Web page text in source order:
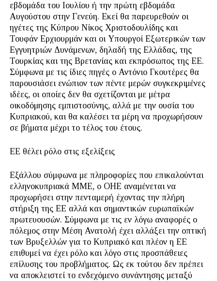
εβδομάδα του Ιουλίου ή την πρώτη εβδομάδα
Αυγούστου στην Γενεύη. Εκεί θα παρευρεθούν οι
ηγέτες της Κύπρου Νίκος Χριστοδουλίδης και
Τουφάν Ερχιουρμάν και οι Υπουργοί Εξωτερικών των
Εγγυητριών Δυνάμενων, δηλαδή της Ελλάδας, της
Τουρκίας και της Βρετανίας και εκπρόσωπος της ΕΕ.
Σύμφωνα με τις ίδιες πηγές ο Αντόνιο Γκουτέρες θα
παρουσιάσει ενώπιον των πέντε μερών συγκεκριμένες
ιδέες, οι οποίες δεν θα σχετίζονται με μέτρα
οικοδόμησης εμπιστοσύνης, αλλά με την ουσία του
Κυπριακού, και θα καλέσει τα μέρη να προχωρήσουν
σε βήματα μέχρι το τέλος του έτους.
ΕΕ θέλει ρόλο στις εξελίξεις
Εξάλλου σύμφωνα με πληροφορίες που επικαλούνται
ελληνοκυπριακά ΜΜΕ, ο ΟΗΕ αναμένεται να
προχωρήσει στην πενταμερή έχοντας την πλήρη
στήριξη της ΕΕ αλλά και σημαντικών ευρωπαϊκών
πρωτευουσών. Σύμφωνα με τις εν λόγω αναφορές ο
πόλεμος στην Μέση Ανατολή έχει αλλάξει την οπτική
των Βρυξελλών για το Κυπριακό και πλέον η ΕΕ
επιθυμεί να έχει ρόλο και λόγο στις προσπάθειες
επίλυσης του προβλήματος. Ως εκ τούτου δεν πρέπει
να αποκλειστεί το ενδεχόμενο συνάντησης μεταξύ